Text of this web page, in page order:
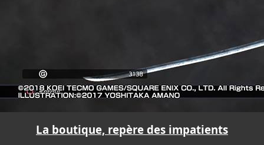
La boutique, repère des impatients